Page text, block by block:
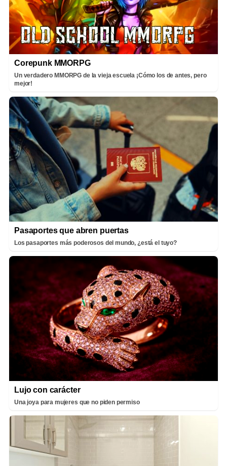
Corepunk MMORPG
Un verdadero MMORPG de la vieja escuela ¡Cómo los de antes, pero
mejor!
Pasaportes que abren puertas
Los pasaportes más poderosos del mundo, ¿está el tuyo?
Lujo con carácter
Una joya para mujeres que no piden permiso